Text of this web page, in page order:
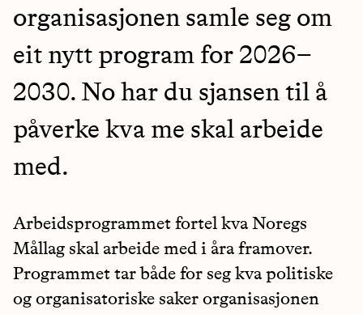
organisasjonen samle seg om
eit nytt program for 2026–
2030. No har du sjansen til å
påverke kva me skal arbeide
med.
Arbeidsprogrammet fortel kva Noregs
Mållag skal arbeide med i åra framover.
Programmet tar både for seg kva politiske
og organisatoriske saker organisasjonen